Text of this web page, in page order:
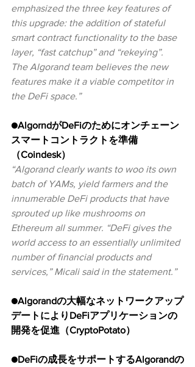
emphasized the three key features of
this upgrade: the addition of stateful
smart contract functionality to the base
layer, “fast catchup” and “rekeying”.
The Algorand team believes the new
features make it a viable competitor in
the DeFi space.”
●AlgorndがDeFiのためにオンチェーン
スマートコントラクトを準備
（Coindesk）
“Algorand clearly wants to woo its own
batch of YAMs, yield farmers and the
innumerable DeFi products that have
sprouted up like mushrooms on
Ethereum all summer. “DeFi gives the
world access to an essentially unlimited
number of financial products and
services,” Micali said in the statement.”
●Algorandの大幅なネットワークアップ
デートによりDeFiアプリケーションの
開発を促進（CryptoPotato）
●DeFiの成長をサポートするAlgorandの